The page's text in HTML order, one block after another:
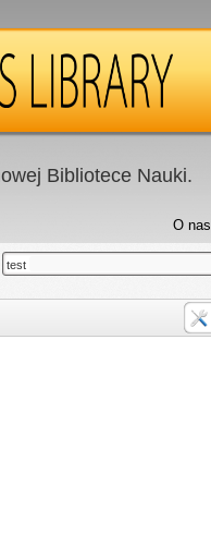
Bibliotece Nauki.
O nas
test